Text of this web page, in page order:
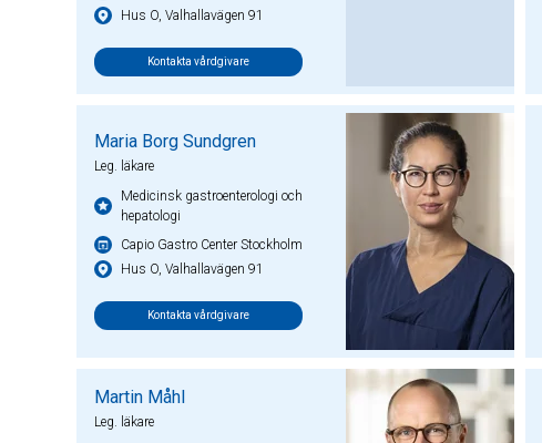
Hus O, Valhallavägen 91
Kontakta vårdgivare
Maria Borg Sundgren
Leg. läkare
Medicinsk gastroenterologi och
hepatologi
Capio Gastro Center Stockholm
Hus O, Valhallavägen 91
Kontakta vårdgivare
Martin Måhl
Leg. läkare